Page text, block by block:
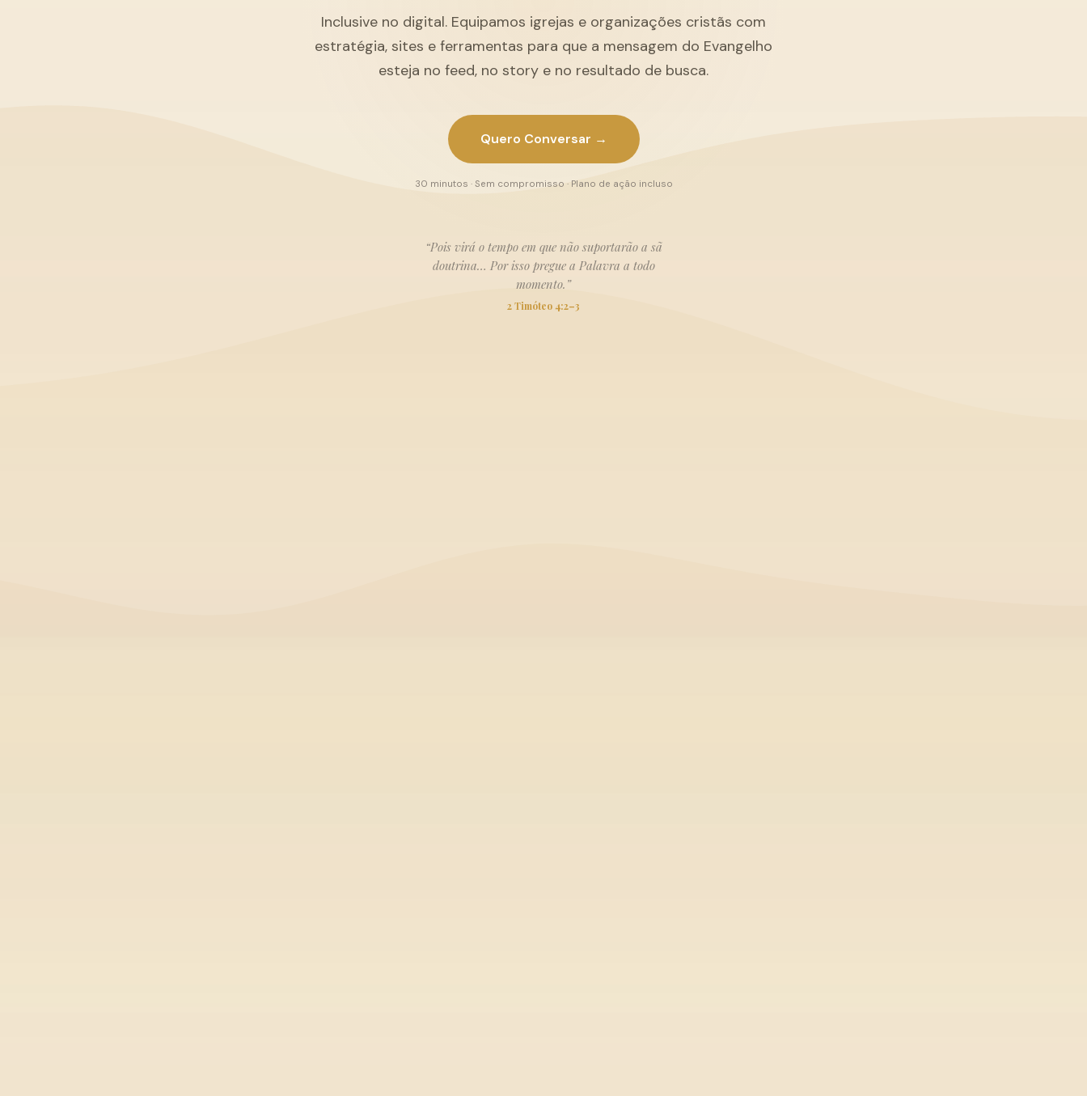
Inclusive no digital. Equipamos igrejas e organizações cristãs com
estratégia, sites e ferramentas para que a mensagem do Evangelho
esteja no feed, no story e no resultado de busca.
Quero Conversar →
30 minutos · Sem compromisso · Plano de ação incluso
“Pois virá o tempo em que não suportarão a sã
doutrina… Por isso pregue a Palavra a todo
momento.”
2 Timóteo 4:2–3